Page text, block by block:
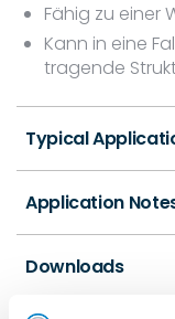
Fähig zu einer
Kann in eine
tragende
Typical
Application
Downloads